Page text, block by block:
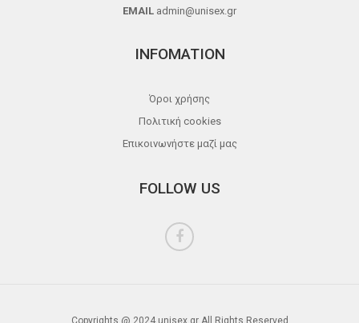
EMAIL admin@unisex.gr
INFOMATION
Όροι χρήσης
Πολιτική cookies
Επικοινωνήστε μαζί μας
FOLLOW US
Copyrights @ 2024 unisex.gr All Rights Reserved